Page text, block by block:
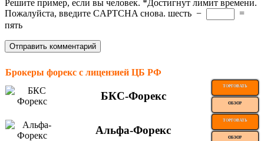
Решите пример, если вы человек. *Достигнут лимит времени.
Пожалуйста, введите CAPTCHA снова. шесть −
=
пять
Брокеры форекс с лицензией ЦБ РФ
БКС-Форекс
ТОРГОВАТЬ
ОБЗОР
Альфа-Форекс
ТОРГОВАТЬ
ОБЗОР